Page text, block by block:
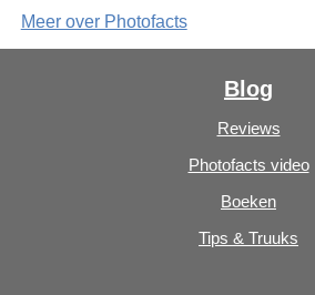
Meer over Photofacts
Blog
Reviews
Photofacts video
Boeken
Tips & Truuks